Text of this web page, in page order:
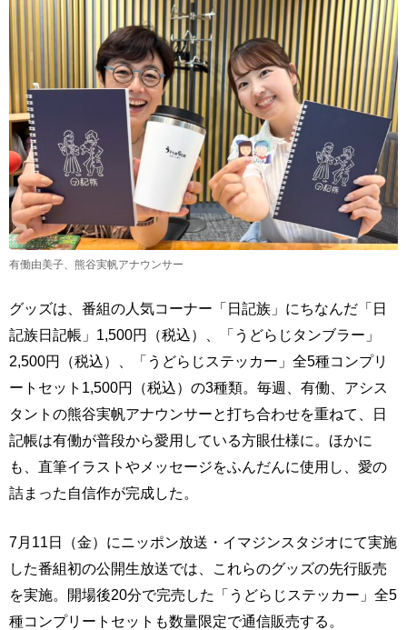
有働由美子、熊谷実帆アナウンサー
グッズは、番組の人気コーナー「日記族」にちなんだ「日
記族日記帳」1,500円（税込）、「うどらじタンブラー」
2,500円（税込）、「うどらじステッカー」全5種コンプリ
ートセット1,500円（税込）の3種類。毎週、有働、アシス
タントの熊谷実帆アナウンサーと打ち合わせを重ねて、日
記帳は有働が普段から愛用している方眼仕様に。ほかに
も、直筆イラストやメッセージをふんだんに使用し、愛の
詰まった自信作が完成した。
7月11日（金）にニッポン放送・イマジンスタジオにて実施
した番組初の公開生放送では、これらのグッズの先行販売
を実施。開場後20分で完売した「うどらじステッカー」全5
種コンプリートセットも数量限定で通信販売する。